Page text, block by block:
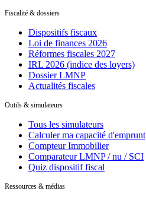
Fiscalité & dossiers
Dispositifs fiscaux
Loi de finances 2026
Réformes fiscales 2027
IRL 2026 (indice des loyers)
Dossier LMNP
Actualités fiscales
Outils & simulateurs
Tous les simulateurs
Calculer ma capacité d'emprunt
Compteur Immobilier
Comparateur LMNP / nu / SCI
Quiz dispositif fiscal
Ressources & médias